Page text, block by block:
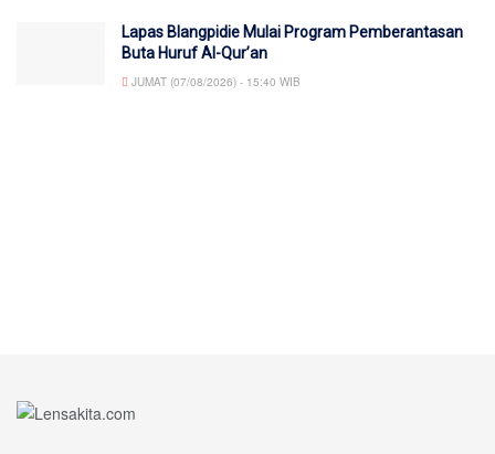
Lapas Blangpidie Mulai Program Pemberantasan
Buta Huruf Al-Qur’an
JUMAT (07/08/2026) - 15:40 WIB